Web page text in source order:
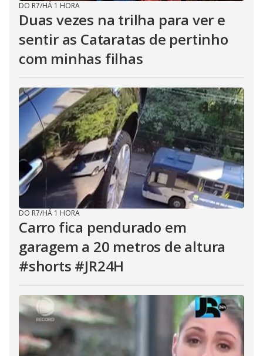
DO R7/HÁ 1 HORA
Duas vezes na trilha para ver e
sentir as Cataratas de pertinho
com minhas filhas
DO R7/HÁ 1 HORA
Carro fica pendurado em
garagem a 20 metros de altura
#shorts #JR24H